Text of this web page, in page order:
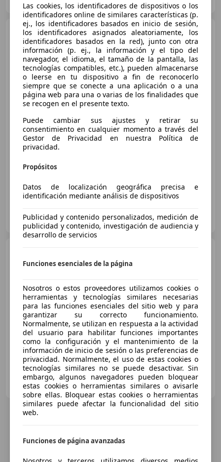
ChatenetCHATENET SPORT
€ 10.990 1
04/2026
ES-46910 BENETUSER
€ 12.998 1
Sin comparación
04/2026 0 km - Tipo de combustible 8 kW (11 CV)
MIL AUTOMOVILES, Conduce diferente, gasta menos
ES-46910 BENETUSER
automáticamente sobre vehículos
nuevos para su búsqueda?
Las cookies, los identificadores de dispositivos o los
identificadores online de similares características (p.
ej., los identificadores basados en inicio de sesión,
los identificadores asignados aleatoriamente, los
identificadores basados en la red), junto con otra
información (p. ej., la información y el tipo del
navegador, el idioma, el tamaño de la pantalla, las
tecnologías compatibles, etc.), pueden almacenarse
o leerse en tu dispositivo a fin de reconocerlo
siempre que se conecte a una aplicación o a una
página web para una o varias de los finalidades que
se recogen en el presente texto.
Puede cambiar sus ajustes y retirar su
consentimiento en cualquier momento a través del
Gestor de Privacidad en nuestra Política de
privacidad.
Propósitos
Datos de localización geográfica precisa e
identificación mediante análisis de dispositivos
Publicidad y contenido personalizados, medición de
publicidad y contenido, investigación de audiencia y
desarrollo de servicios
Funciones esenciales de la página
Nosotros o estos proveedores utilizamos cookies o
herramientas y tecnologías similares necesarias
para las funciones esenciales del sitio web y para
garantizar su correcto funcionamiento.
Normalmente, se utilizan en respuesta a la actividad
del usuario para habilitar funciones importantes
como la configuración y el mantenimiento de la
información de inicio de sesión o las preferencias de
privacidad. Normalmente, el uso de estas cookies o
tecnologías similares no se puede desactivar. Sin
embargo, algunos navegadores pueden bloquear
estas cookies o herramientas similares o avisarle
sobre ellas. Bloquear estas cookies o herramientas
similares puede afectar la funcionalidad del sitio
web.
Funciones de página avanzadas